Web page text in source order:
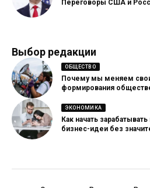
Переговоры США и
Выбор редакции
ОБЩЕСТВО
Почему мы меняем
формирования
ЭКОНОМИКА
Как начать
бизнес-идеи без